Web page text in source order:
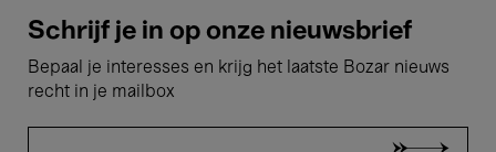
Schrijf je in op onze nieuwsbrief
Bepaal je interesses en krijg het laatste Bozar nieuws
recht in je mailbox